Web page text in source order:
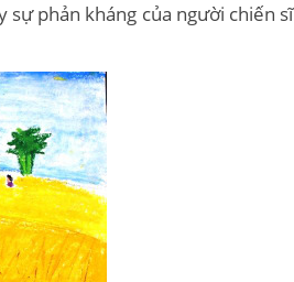
sự phản kháng của người chiến sĩ